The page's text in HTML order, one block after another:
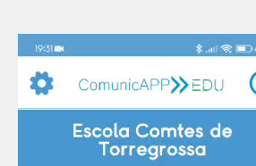
Reproductor
vídeo